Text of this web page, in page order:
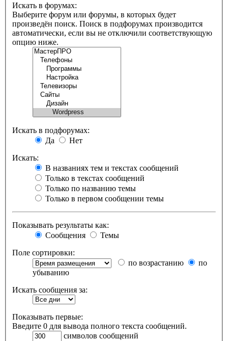
Искать в форумах:
Выберите форум или форумы, в которых будет
произведён поиск. Поиск в подфорумах производится
автоматически, если вы не отключили соответствующую
опцию ниже.
Искать в подфорумах:
Да
Нет
Искать:
В названиях тем и текстах сообщений
Только в текстах сообщений
Только по названию темы
Только в первом сообщении темы
Показывать результаты как:
Сообщения
Темы
Поле сортировки:
по возрастанию
по
убыванию
Искать сообщения за:
Показывать первые:
Введите 0 для вывода полного текста сообщений.
символов сообщений